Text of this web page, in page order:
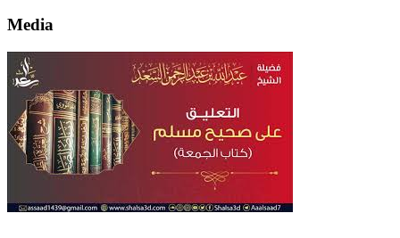
Media